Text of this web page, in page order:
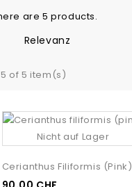
are 5 products.
Relevanz
of 5 item(s)
Nicht auf Lager
Cerianthus Filiformis (pink)